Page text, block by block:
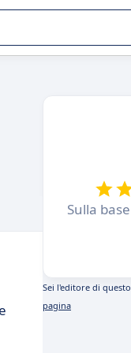
Sulla
Sei l'editore di
pagina